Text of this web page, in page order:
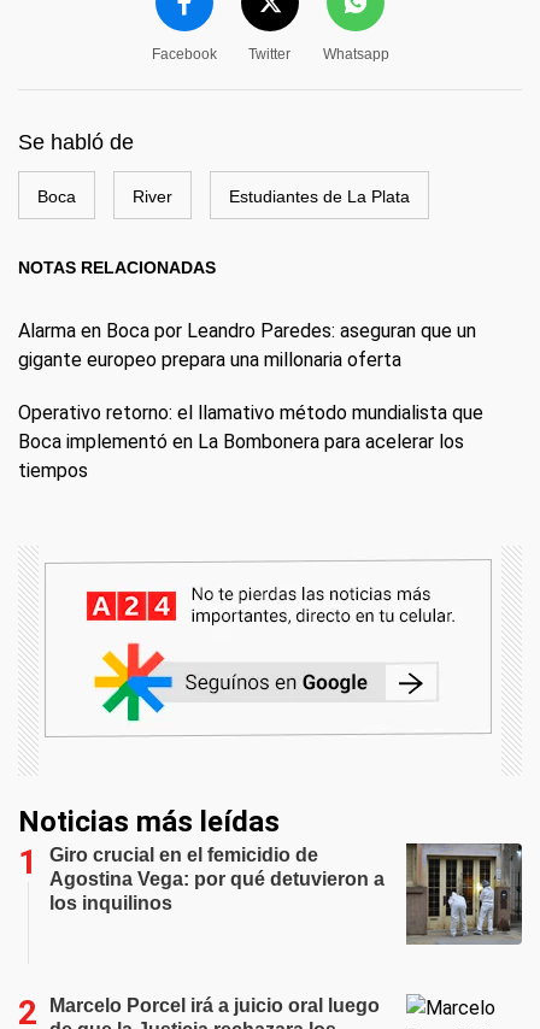
Facebook Twitter Whatsapp
Se habló de
Boca River Estudiantes de La Plata
NOTAS RELACIONADAS
Alarma en Boca por Leandro Paredes: aseguran que un
gigante europeo prepara una millonaria oferta
Operativo retorno: el llamativo método mundialista que
Boca implementó en La Bombonera para acelerar los
tiempos
Noticias más leídas
Giro crucial en el femicidio de
Agostina Vega: por qué detuvieron a
los inquilinos
Marcelo Porcel irá a juicio oral luego